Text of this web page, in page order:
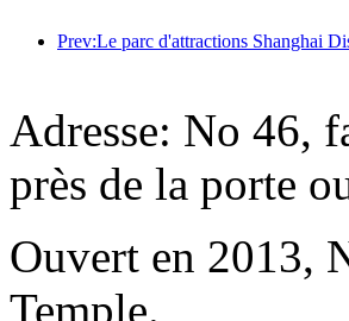
Adresse: No 46,
près de la porte
Ouvert en 2013,
Temple.